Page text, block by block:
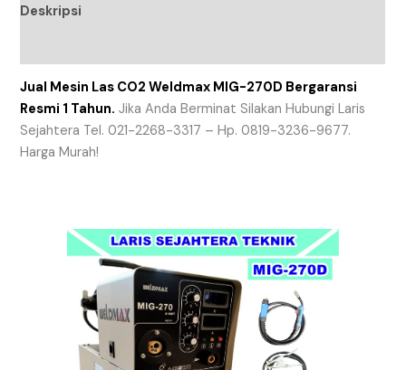
Deskripsi
Jual Mesin Las CO2 Weldmax MIG-270D Bergaransi
Resmi 1 Tahun. Jika Anda Berminat Silakan Hubungi Laris
Sejahtera Tel. 021-2268-3317 – Hp. 0819-3236-9677.
Harga Murah!